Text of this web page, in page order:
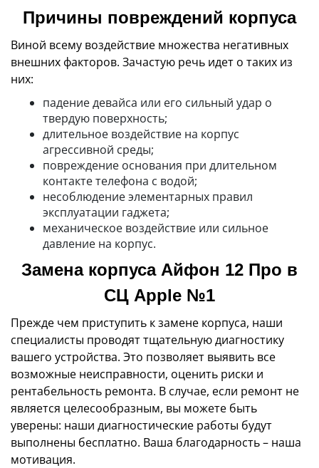
Причины повреждений корпуса
Виной всему воздействие множества негативных
внешних факторов. Зачастую речь идет о таких из
них:
падение девайса или его сильный удар о
твердую поверхность;
длительное воздействие на корпус
агрессивной среды;
повреждение основания при длительном
контакте телефона с водой;
несоблюдение элементарных правил
эксплуатации гаджета;
механическое воздействие или сильное
давление на корпус.
Замена корпуса Айфон 12 Про в
СЦ Apple №1
Прежде чем приступить к замене корпуса, наши
специалисты проводят тщательную диагностику
вашего устройства. Это позволяет выявить все
возможные неисправности, оценить риски и
рентабельность ремонта. В случае, если ремонт не
является целесообразным, вы можете быть
уверены: наши диагностические работы будут
выполнены бесплатно. Ваша благодарность – наша
мотивация.